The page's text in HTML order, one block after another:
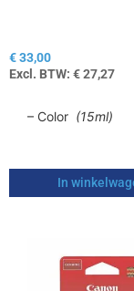
€33,00
Excl. BTW: €27,27
– Color (15ml)
In